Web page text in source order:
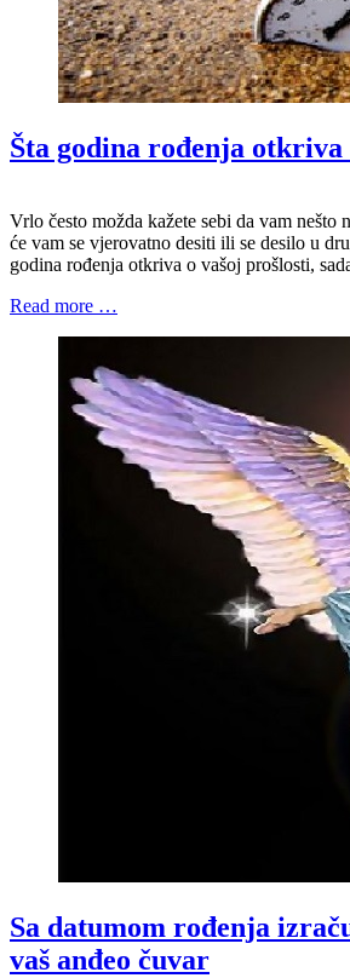
Šta godina rođenja otkriva
Vrlo često možda kažete sebi da vam nešto
će vam se vjerovatno desiti ili se desilo u
godina rođenja otkriva o vašoj prošlosti,
Read more …
Sa datumom rođenja
vaš anđeo čuvar